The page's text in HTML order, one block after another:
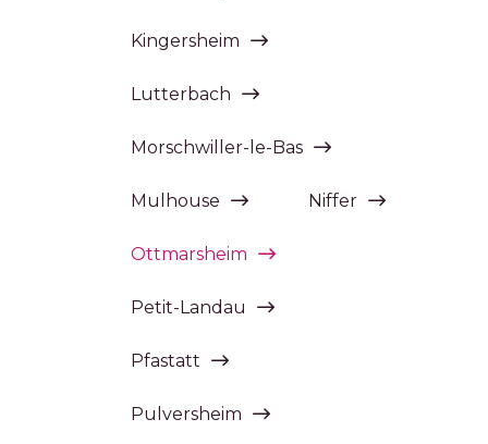
Kingersheim
Lutterbach
Morschwiller-le-Bas
Mulhouse Niffer
Ottmarsheim
Petit-Landau
Pfastatt
Pulversheim